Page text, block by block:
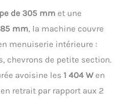
le collecteur de copeaux
la sciure pour un atelier
toujours propre.
de 305 mm et une
mm, la machine couvre
menuiserie intérieure :
chevrons de petite section.
avoisine les 1 404 Wen
retrait par rapport aux 2